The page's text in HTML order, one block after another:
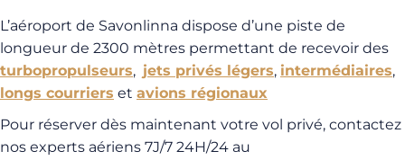
L’aéroport de Savonlinna dispose d’une piste de
longueur de 2300 mètres permettant de recevoir des
turbopropulseurs, jets privés légers, intermédiaires,
longs courriers et avions régionaux
Pour réserver dès maintenant votre vol privé, contactez
nos experts aériens 7J/7 24H/24 au